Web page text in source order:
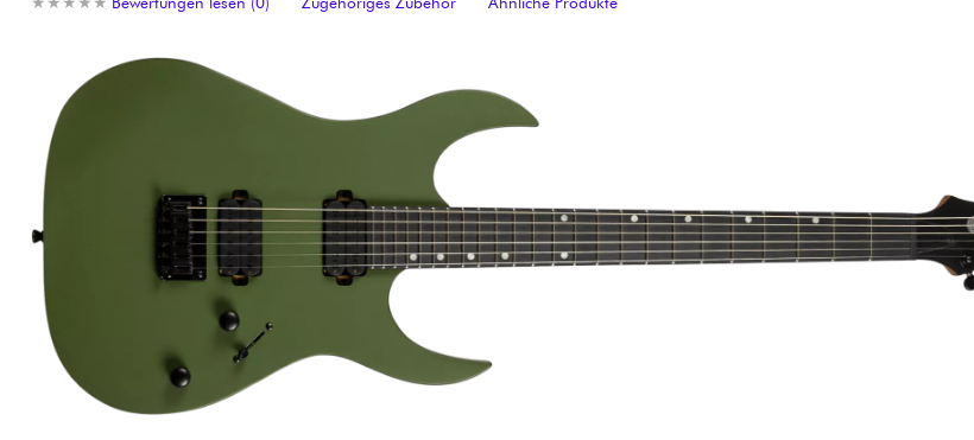
Licht
Bundle
Sehen Sie sich unsere Marken an